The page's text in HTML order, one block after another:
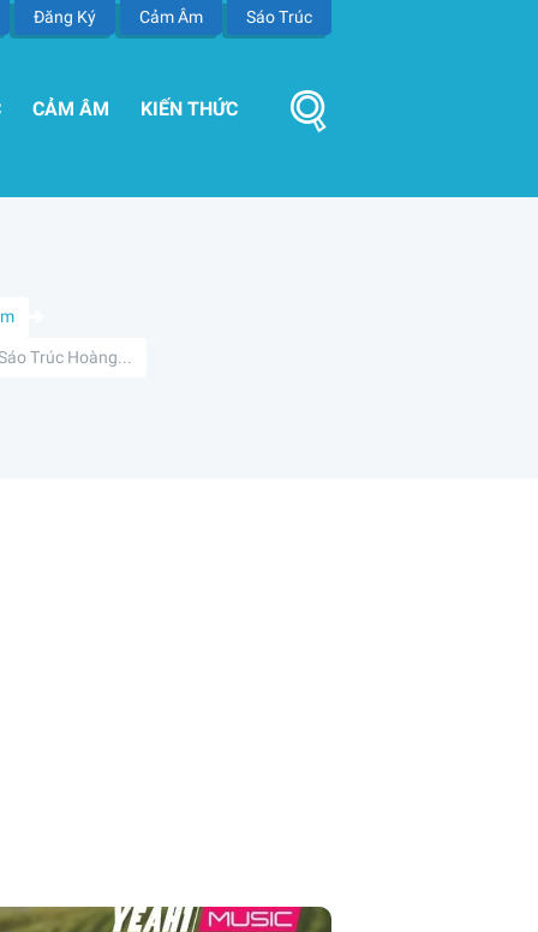
Đăng Ký Cảm Âm Sáo Trúc
CẢM ÂM KIẾN THỨC
Trúc Hoàng...